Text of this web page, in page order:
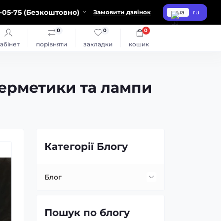
75 (Безкоштовно) Замовити дзвінок ua ru
порівняти
0
закладки
0
кошик
0
та лампи
Категорії Блогу
Блог
Пошук по блогу